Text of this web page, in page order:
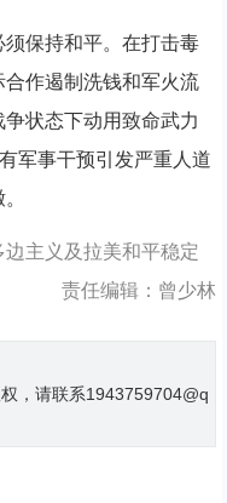
保持和平。在打击毒
作遏制洗钱和军火流
状态下动用致命武力
军事干预引发严重人道
主义及拉美和平稳定
责任编辑：曾少林
，请联系1943759704@q